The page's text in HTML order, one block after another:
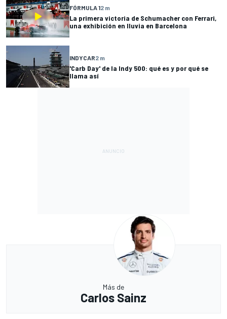
FÓRMULA 12 m
La primera victoria de Schumacher con Ferrari,
una exhibición en lluvia en Barcelona
INDYCAR2 m
'Carb Day' de la Indy 500: qué es y por qué se
llama así
Más de
Carlos Sainz